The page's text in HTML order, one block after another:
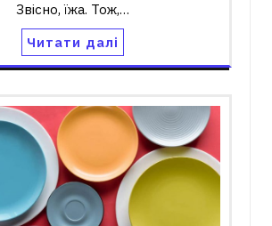
Звісно, їжа. Тож,…
Читати далі